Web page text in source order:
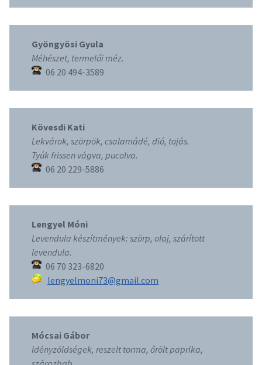
Gyöngyösi Gyula
Méhészet, termelői méz.
06 20 494-3589
Kövesdi Kati
Lekvárok, szörpök, csalamádé, dió, tojás.
Tyúk frissen vágva, pucolva.
06 20 229-5886
Lengyel Móni
Levendula készítmények: szörp, olaj, szárított
levendula.
06 70 323-6820
lengyelmoni73@gmail.com
Mócsai Gábor
Idényzöldségek, reszelt torma, őrölt paprika,